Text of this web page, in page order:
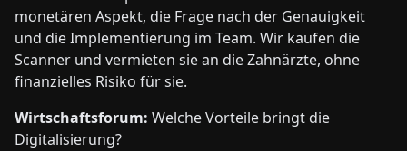
monetären Aspekt, die Frage nach der Genauigkeit
und die Implementierung im Team. Wir kaufen die
Scanner und vermieten sie an die Zahnärzte, ohne
finanzielles Risiko für sie.
Wirtschaftsforum: Welche Vorteile bringt die
Digitalisierung?